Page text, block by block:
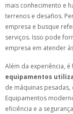
mais conhecimento e
terrenos e desafios.
empresa e busque
serviços. Isso pode
empresa em atender
Além da experiência,
equipamentos
de máquinas
Equipamentos
eficiência e a